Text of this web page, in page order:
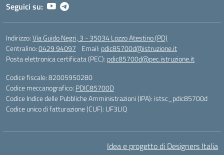
Seguici su:
Indirizzo:Via Guido Negri, 3 - 35034 Lozzo Atestino (PD)
Centralino:0429 94097 Email: pdic85700d@istruzione.it
Posta elettronica certificata (PEC): pdic85700d@pec.istruzione.it
Codice fiscale: 82005950280
Codice meccanografico: PDIC85700D
Codice Indice delle Pubbliche Amministrazioni (IPA): istsc_pdic85700d
Codice unico di fatturazione (CUF): UF3LIQ
Idea e progetto di Designers Italia